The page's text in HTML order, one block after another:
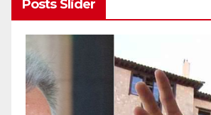
Posts Slider